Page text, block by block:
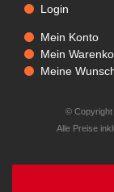
Login
Mein Konto
Mein
Meine
© Copyright
Alle Preise